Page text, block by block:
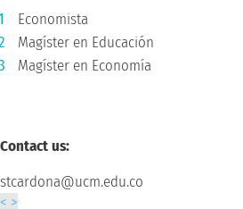
Economista
Magíster en Educación
Magíster en Economía
Contact us:
stcardona@ucm.edu.co
< >